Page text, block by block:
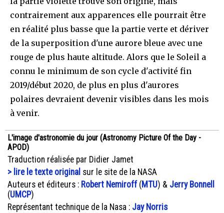
contrairement aux apparences elle pourrait être
en réalité plus basse que la partie verte et dériver
de la superposition d'une aurore bleue avec une
rouge de plus haute altitude. Alors que le Soleil a
connu le minimum de son cycle d'activité fin
2019/début 2020, de plus en plus d'aurores
polaires devraient devenir visibles dans les mois
à venir.
L'image d'astronomie du jour (Astronomy Picture Of the Day -
APOD)
Traduction réalisée par Didier Jamet
> lire le texte original sur le site de la NASA
Auteurs et éditeurs : Robert Nemiroff( MTU) & Jerry Bonnell
(UMCP)
Représentant technique de la Nasa : Jay Norris